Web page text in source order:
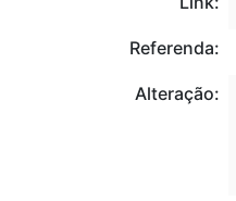
Referenda:
Alteração: